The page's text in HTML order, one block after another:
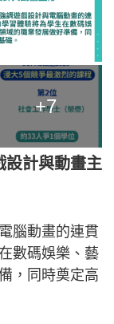
+7
設計與動畫主
腦動畫的連貫
數碼娛樂、藝
，同時奠定高